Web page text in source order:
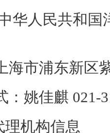
华人民共和国
上海市
式：姚佳
理机构信息